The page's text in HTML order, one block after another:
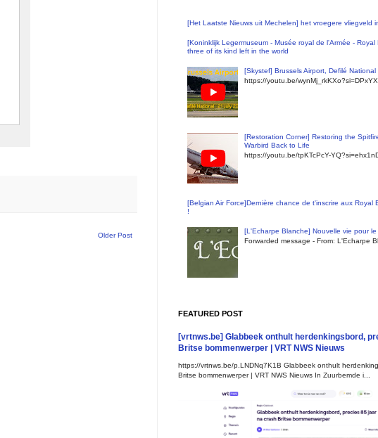
Older Post
[Het Laatste Nieuws uit Mechelen] het vroegere vliegveld
[Koninklijk Legermuseum - Musée royal de l'Armée -
three of its kind left in the world
[Skystef] Brussels Airport, Defilé
https://youtu.be/
[Restoration Corner] Restoring the
Warbird Back to Life
https://youtu.be/tpKTcPcY-
[Belgian Air Force]Dernière chance de t'inscrire aux Royal
!
[L'Echarpe Blanche] Nouvelle vie pour
Forwarded message - From: L'Echarpe
FEATURED POST
[vrtnws.be] Glabbeek onthult herdenkingsbord,
Britse bommenwerper | VRT NWS Nieuws
https://vrtnws.be/p.LNDNq7K1B Glabbeek onthult
Britse bommenwerper | VRT NWS Nieuws In Zuurbemde i...